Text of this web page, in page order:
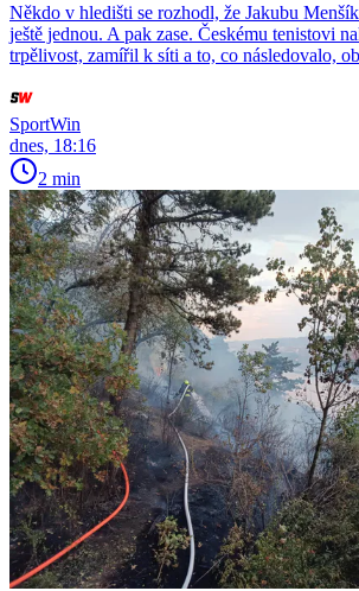
Někdo v hledišti se rozhodl, že Jakubu
ještě jednou. A pak zase. Českému tenistovi
trpělivost, zamířil k síti a to, co následovalo,
SportWin
dnes, 18:16
2 min